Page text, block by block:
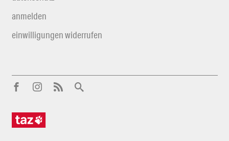
anmelden
einwilligungen widerrufen